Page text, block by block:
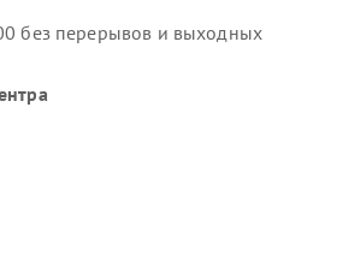
без перерывов и выходных